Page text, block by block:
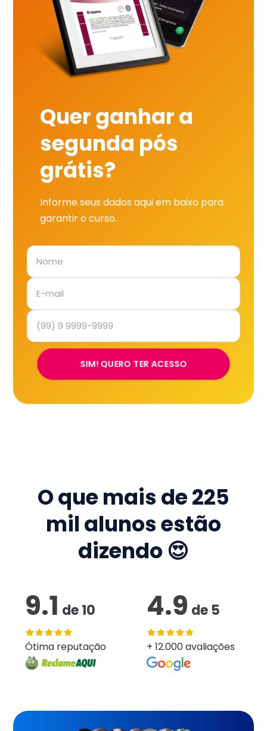
Quer ganhar a
segunda pós
grátis?
Informe seus dados aqui em baixo para
garantir o curso.
SIM! QUERO TER ACESSO
O que mais de225
mil alunos estão
dizendo 😍
9.1 de10
Ótima reputação
4.9 de 5
+ 12.000 avaliações